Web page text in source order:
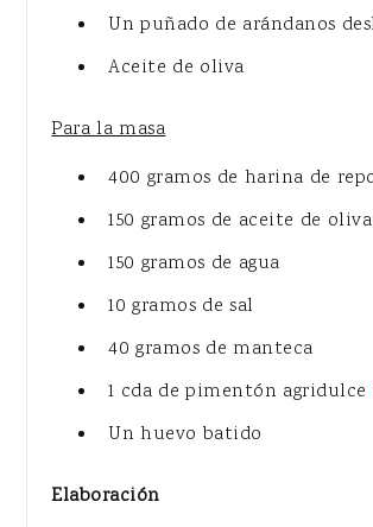
Un puñado de arándanos
Aceite de oliva
Para la masa
400 gramos de harina de
150 gramos de aceite de
150 gramos de agua
10 gramos de sal
40 gramos de manteca
1 cda de pimentón agridulce
Un huevo batido
Elaboración